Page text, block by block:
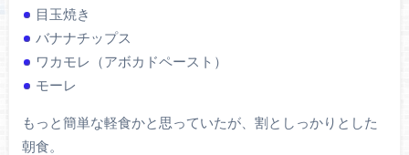
目玉焼き
バナナチップス
ワカモレ（アボカドペースト）
モーレ
もっと簡単な軽食かと思っていたが、割としっかりとした
朝食。